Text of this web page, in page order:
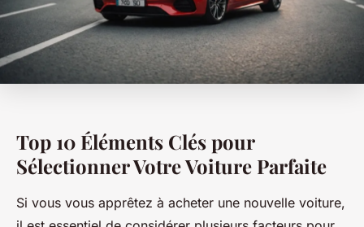
Top 10 Éléments Clés pour
Sélectionner Votre Voiture Parfaite
Si vous vous apprêtez à acheter une nouvelle voiture,